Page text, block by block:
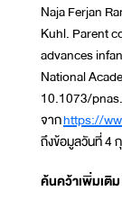
Naja Ferjan
Kuhl. Parent
advances
National
10.1073/
จากhttps://
ถึงข้อมูลวันที่ 4
ค้นคว้าเพิ่มเติม